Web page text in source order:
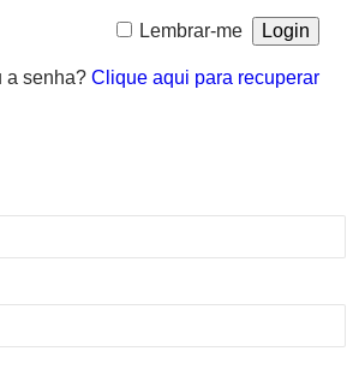
Lembrar-me
a senha?Clique aqui para recuperar